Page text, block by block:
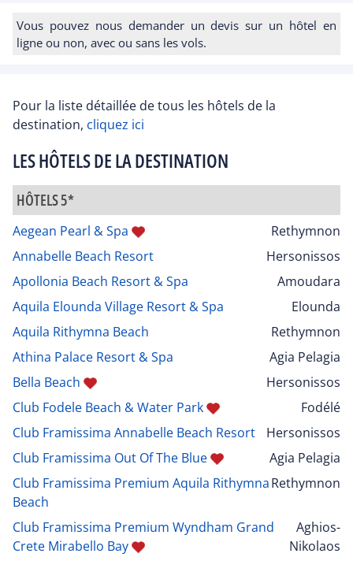
Vous pouvez nous demander un devis sur un hôtel en
ligne ou non, avec ou sans les vols.
Pour la liste détaillée de tous les hôtels de la
destination, cliquez ici
LES HÔTELS DE LA DESTINATION
HÔTELS 5*
Aegean Pearl & Spa
Rethymnon
Annabelle Beach Resort
Hersonissos
Apollonia Beach Resort & Spa
Amoudara
Aquila Elounda Village Resort & Spa
Elounda
Aquila Rithymna Beach
Rethymnon
Athina Palace Resort & Spa
Agia Pelagia
Bella Beach
Hersonissos
Club Fodele Beach & Water Park
Fodélé
Club Framissima Annabelle Beach Resort
Hersonissos
Club Framissima Out Of The Blue
Agia Pelagia
Club Framissima Premium Aquila Rithymna
Beach
Rethymnon
Club Framissima Premium Wyndham Grand
Crete Mirabello Bay
Aghios-
Nikolaos